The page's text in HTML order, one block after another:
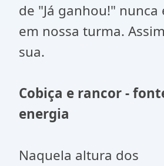
de "Já ganhou!" nunca
em nossa turma.
sua.
Cobiça e rancor -
energia
Naquela altura dos